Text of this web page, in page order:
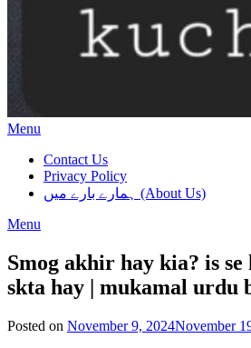
Menu
Contact Us
Privacy Policy
ہمارے بارے میں (About Us)
Menu
Smog akhir hay kia? is se
skta hay | mukamal urdu
Posted on November 9, 2024November